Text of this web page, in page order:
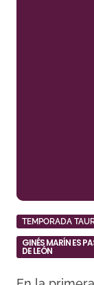
TEMPORADA
GINÉS MARÍN ES
DE LEÓN